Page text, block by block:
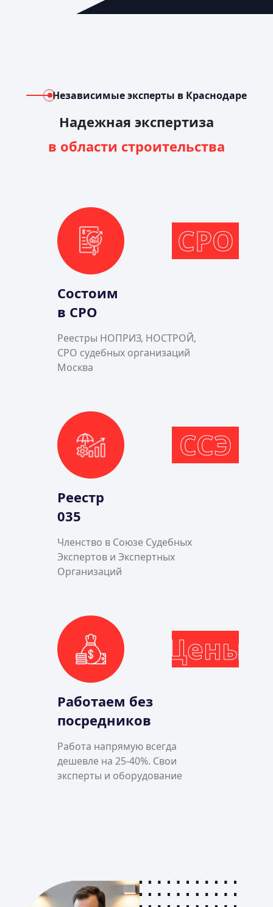
Независимые эксперты в Краснодаре
Надежная экспертиза
в области строительства
СРО
Состоим
в СРО
Реестры НОПРИЗ, НОСТРОЙ,
СРО судебных организаций
Москва
ССЭ
Реестр
035
Членство в Союзе Судебных
Экспертов и Экспертных
Организаций
Цены
Работаем без
посредников
Работа напрямую всегда
дешевле на 25-40%. Свои
эксперты и оборудование